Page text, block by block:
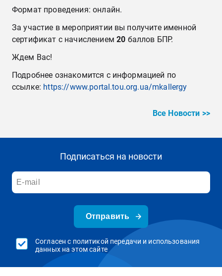
Формат проведения: онлайн.
За участие в мероприятии вы получите именной
сертификат с начислением20 баллов БПР.
Ждем Вас!
Подробнее ознакомится с информацией по
ссылке: https://www.portal.tou.org.ua/mkallergy
Все Новости >>
Подписаться на новости
Отправить
Согласен с политикой передачи и использования
данных на этом сайте